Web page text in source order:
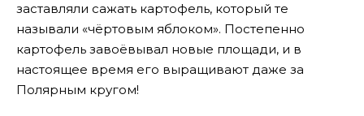
заставляли сажать картофель, который те
называли «чёртовым яблоком». Постепенно
картофель завоёвывал новые площади, и в
настоящее время его выращивают даже за
Полярным кругом!